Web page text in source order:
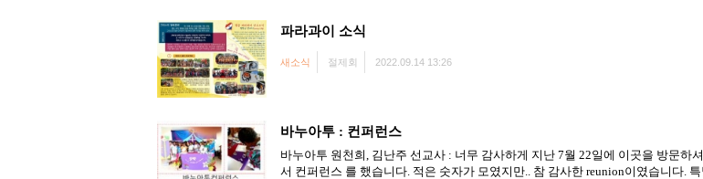
파라과이 소식
새소식 절제회 2022.09.14 13:26
바누아투 : 컨퍼런스
바누아투 원천희, 김난주 선교사 : 너무 감사하게 지난 7월 22일에 이곳을 방문
서 컨퍼런스 를 했습니다. 적은 숫자가 모였지만.. 참 감사한 reunion이였습니다.